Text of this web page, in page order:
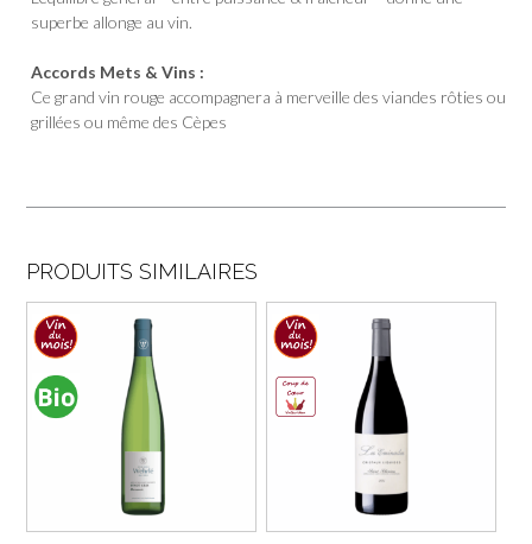
superbe allonge au vin.
Accords Mets & Vins :
Ce grand vin rouge accompagnera à merveille des viandes rôties ou
grillées ou même des Cèpes
PRODUITS SIMILAIRES